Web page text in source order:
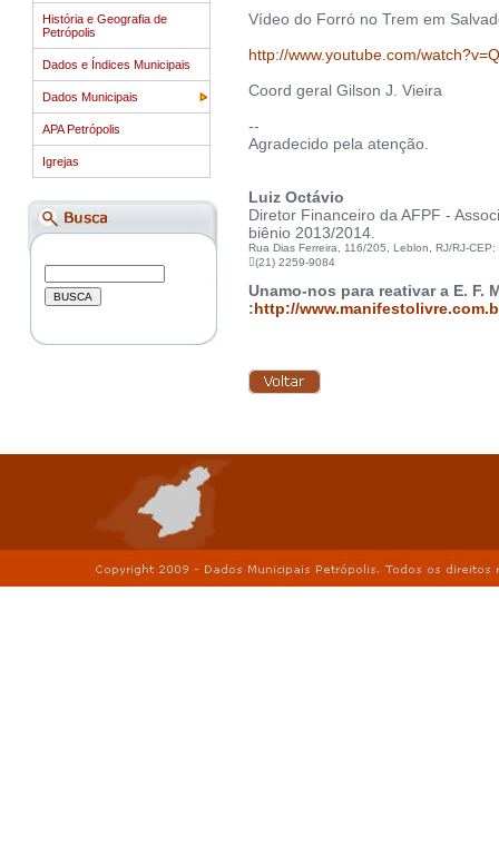
História e Geografia de
Petrópolis
Dados e Índices Municipais
Dados Municipais
APA Petrópolis
Igrejas
Vídeo do Forró no Trem em
http://www.youtube.com/
Coord geral Gilson J. Vieira
--
Agradecido pela atenção.
Luiz Octávio
Diretor Financeiro da AFPF -
biênio 2013/2014.
Rua Dias Ferreira, 116/205, Leblon, RJ/RJ-
(21) 2259-9084
Unamo-nos para reativar a E. F.
:http://